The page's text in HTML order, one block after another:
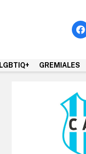
LGBTIQ+ GREMIALES